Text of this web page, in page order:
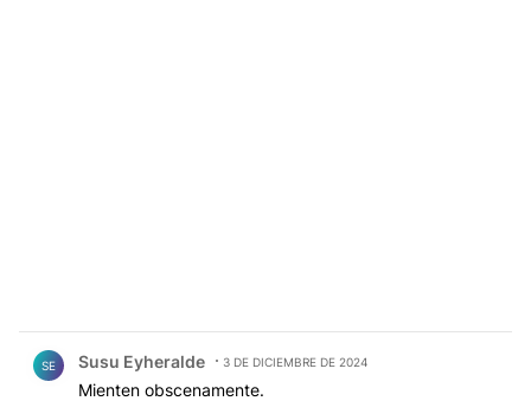
SE Susu Eyheralde 3 DE DICIEMBRE DE 2024
Mienten obscenamente.